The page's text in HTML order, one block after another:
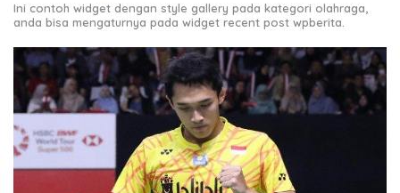
Ini contoh widget dengan style gallery pada kategori olahraga,
anda bisa mengaturnya pada widget recent post wpberita.